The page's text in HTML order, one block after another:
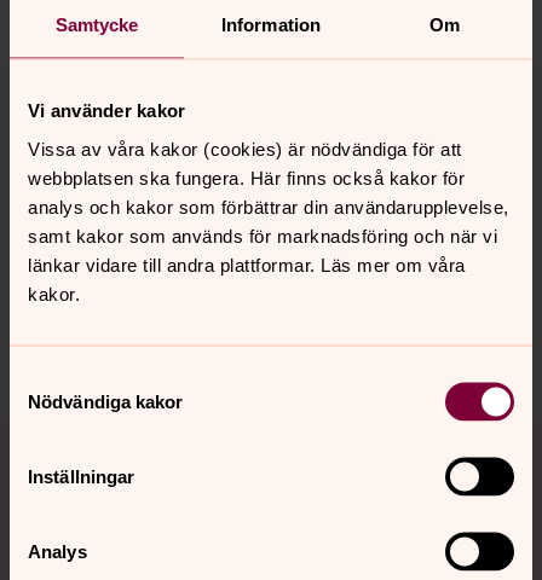
Samtycke Information Om
Vi använder kakor
Vissa av våra kakor (cookies) är nödvändiga för att
webbplatsen ska fungera. Här finns också kakor för
analys och kakor som förbättrar din användarupplevelse,
samt kakor som används för marknadsföring och när vi
länkar vidare till andra plattformar. Läs mer om våra
kakor.
Nödvändiga kakor
Inställningar
Analys
Direkt:0141-203314
E-post:jonas.sellgren@svenskakyrkan.se
Senast ändrad 15 januari 2026
Synpunkter eller frågor på sidans
innehåll?
borensberg.pastorat@svenskakyrkan.se
Dela
Kontakt